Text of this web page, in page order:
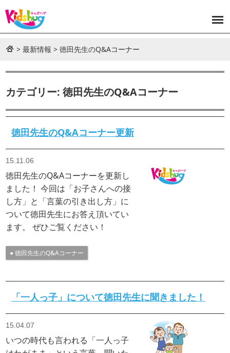
>最新情報 >徳田先生のQ&Aコーナー
カテゴリー: 徳田先生のQ&Aコーナー
徳田先生のQ&Aコーナー更新
15.11.06
徳田先生のQ&Aコーナーを更新し
ました！ 今回は「お子さんへの接
し方」と「言葉の引き出し方」に
ついて徳田先生にお答え頂いてい
ます。 ぜひご覧ください！
徳田先生のQ&Aコーナー
「一人っ子」について徳田先生に聞きました！
15.04.07
いつの時代も言われる「一人っ子